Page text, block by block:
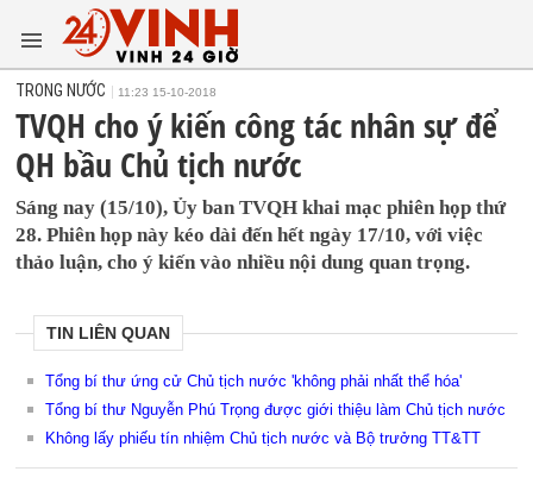
TRONG NƯỚC 11:23 15-10-2018
TVQH cho ý kiến công tác nhân sự để
QH bầu Chủ tịch nước
Sáng nay (15/10), Ủy ban TVQH khai mạc phiên họp thứ
28. Phiên họp này kéo dài đến hết ngày 17/10, với việc
thảo luận, cho ý kiến vào nhiều nội dung quan trọng.
TIN LIÊN QUAN
Tổng bí thư ứng cử Chủ tịch nước 'không phải nhất thể hóa'
Tổng bí thư Nguyễn Phú Trọng được giới thiệu làm Chủ tịch nước
Không lấy phiếu tín nhiệm Chủ tịch nước và Bộ trưởng TT&TT